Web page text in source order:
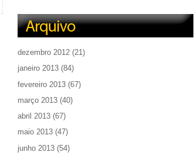
dezembro 2012 (21)
janeiro 2013 (84)
fevereiro 2013 (67)
março 2013 (40)
abril 2013 (67)
maio 2013 (47)
junho 2013 (54)